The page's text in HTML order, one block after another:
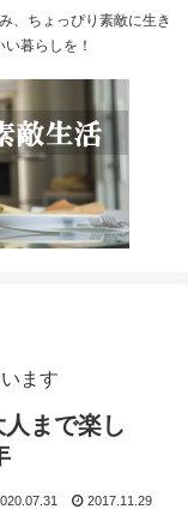
、ちょっぴり素敵に生き
暮らしを！
ます
まで楽し
2017.11.29